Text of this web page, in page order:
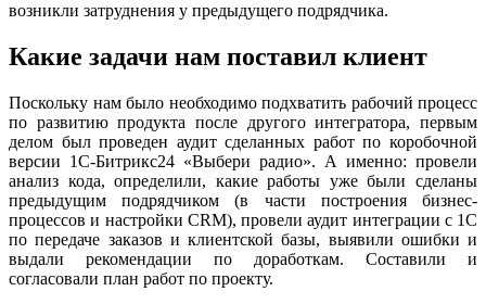
возникли затруднения у предыдущего подрядчика.
Какие задачи нам поставил клиент
Поскольку нам было необходимо подхватить рабочий процесс
по развитию продукта после другого интегратора, первым
делом был проведен аудит сделанных работ по коробочной
версии 1С-Битрикс24 «Выбери радио». А именно: провели
анализ кода, определили, какие работы уже были сделаны
предыдущим подрядчиком (в части построения бизнес-
процессов и настройки CRM), провели аудит интеграции с 1С
по передаче заказов и клиентской базы, выявили ошибки и
выдали рекомендации по доработкам. Составили и
согласовали план работ по проекту.